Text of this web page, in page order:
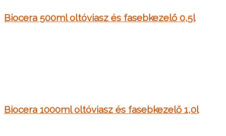
Biocera 500ml oltóviasz és fasebkezelő 0,5l
Biocera 1000ml oltóviasz és fasebkezelő 1,0l